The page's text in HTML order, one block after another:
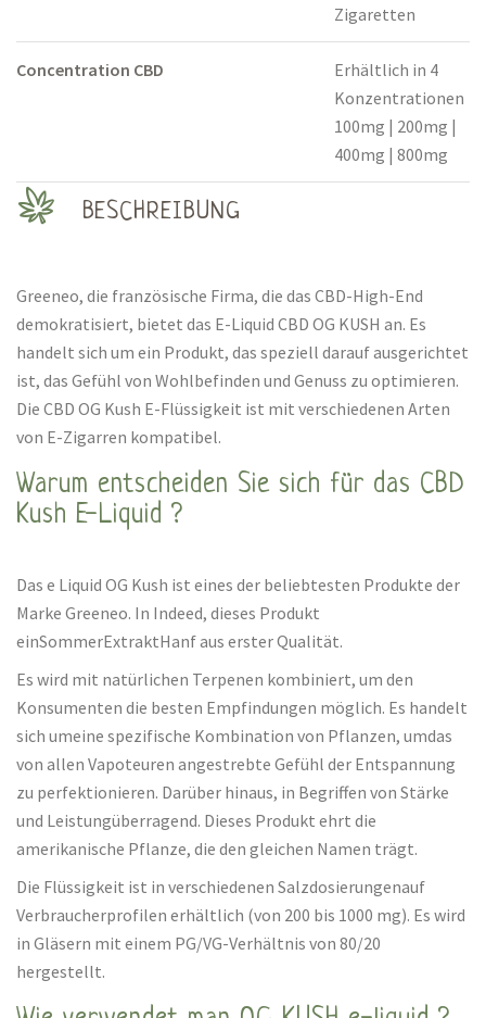
Zigaretten
Concentration CBD
Erhältlich in 4
Konzentrationen
100mg | 200mg |
400mg | 800mg
BESCHREIBUNG
Greeneo, die französische Firma, die das CBD-High-End
demokratisiert, bietet das E-Liquid CBD OG KUSH an. Es
handelt sich um ein Produkt, das speziell darauf ausgerichtet
ist, das Gefühl von Wohlbefinden und Genuss zu optimieren.
Die CBD OG Kush E-Flüssigkeit ist mit verschiedenen Arten
von E-Zigarren kompatibel.
Warum entscheiden Sie sich für das CBD
Kush E-Liquid ?
Das e Liquid OG Kush ist eines der beliebtesten Produkte der
Marke Greeneo. In Indeed, dieses Produkt
einSommerExtraktHanf aus erster Qualität.
Es wird mit natürlichen Terpenen kombiniert, um den
Konsumenten die besten Empfindungen möglich. Es handelt
sich umeine spezifische Kombination von Pflanzen, umdas
von allen Vapoteuren angestrebte Gefühl der Entspannung
zu perfektionieren. Darüber hinaus, in Begriffen von Stärke
und Leistungüberragend. Dieses Produkt ehrt die
amerikanische Pflanze, die den gleichen Namen trägt.
Die Flüssigkeit ist in verschiedenen Salzdosierungenauf
Verbraucherprofilen erhältlich (von 200 bis 1000 mg). Es wird
in Gläsern mit einem PG/VG-Verhältnis von 80/20
hergestellt.